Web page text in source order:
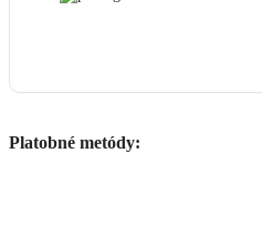
Platobné metódy: